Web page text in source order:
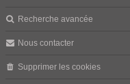
Recherche avancée
Nous contacter
Supprimer les cookies